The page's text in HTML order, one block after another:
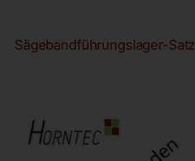
Sägebandführungslager-Satz